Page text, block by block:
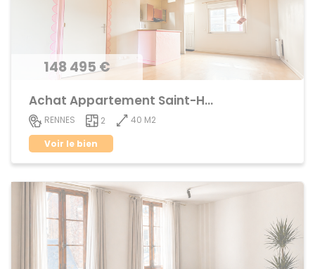
148 495 €
Achat Appartement Saint-Helier
RENNES 2
40 M2
Voir le bien